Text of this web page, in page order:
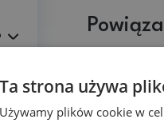
Ta strona używa
Używamy plików cookie w